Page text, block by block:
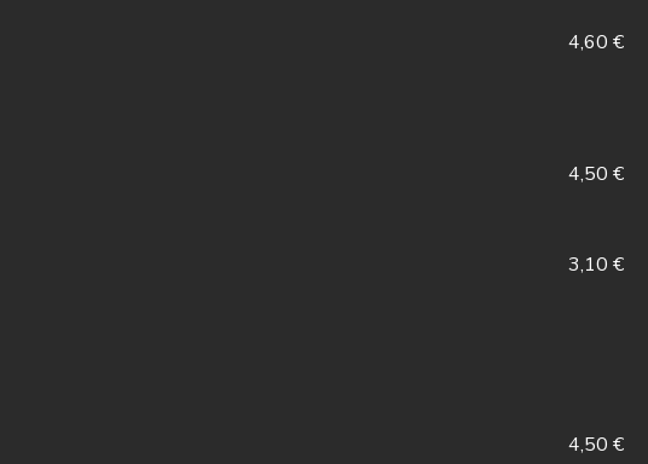
4,60 €
4,50 €
3,10 €
4,50 €